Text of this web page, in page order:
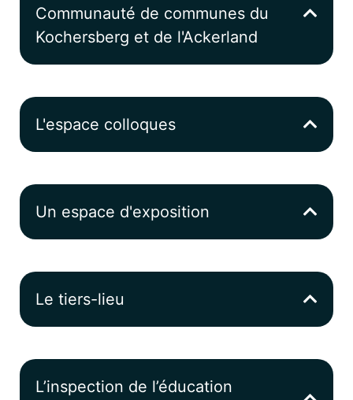
Communauté de communes du
Kochersberg et de l'Ackerland
L'espace colloques
Un espace d'exposition
Le tiers-lieu
L’inspection de l’éducation